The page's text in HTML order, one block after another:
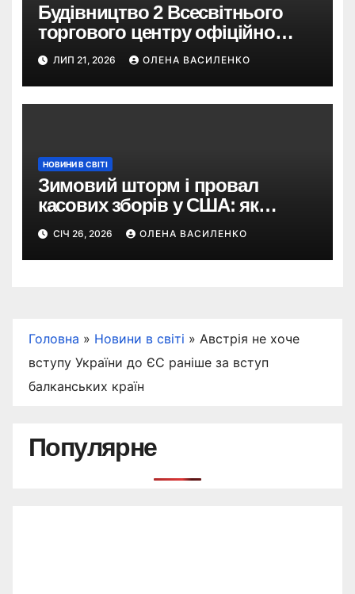
Будівництво 2 Всесвітнього
торгового центру офіційно
розпочалося: 373 метри
ЛИП 21, 2026 ОЛЕНА ВАСИЛЕНКО
НОВИНИ В СВІТІ
Зимовий шторм і провал
касових зборів у США: як
негода змінила бокс-офіс
вікенду
СІЧ 26, 2026 ОЛЕНА ВАСИЛЕНКО
Головна » Новини в світі » Австрія не хоче
вступу України до ЄС раніше за вступ
балканських країн
Популярне